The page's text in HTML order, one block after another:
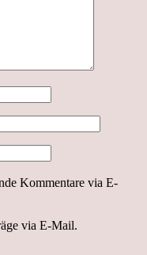
Kommentare via E-
via E-Mail.